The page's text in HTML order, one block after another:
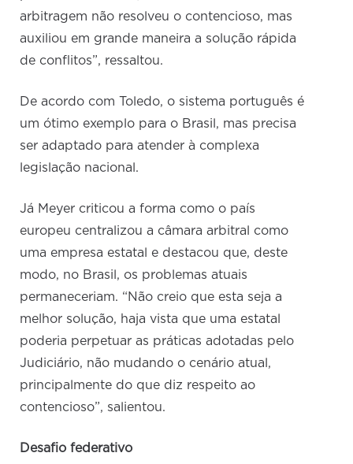
arbitragem não resolveu o contencioso, mas
auxiliou em grande maneira a solução rápida
de conflitos”, ressaltou.
De acordo com Toledo, o sistema português é
um ótimo exemplo para o Brasil, mas precisa
ser adaptado para atender à complexa
legislação nacional.
Já Meyer criticou a forma como o país
europeu centralizou a câmara arbitral como
uma empresa estatal e destacou que, deste
modo, no Brasil, os problemas atuais
permaneceriam. “Não creio que esta seja a
melhor solução, haja vista que uma estatal
poderia perpetuar as práticas adotadas pelo
Judiciário, não mudando o cenário atual,
principalmente do que diz respeito ao
contencioso”, salientou.
Desafio federativo